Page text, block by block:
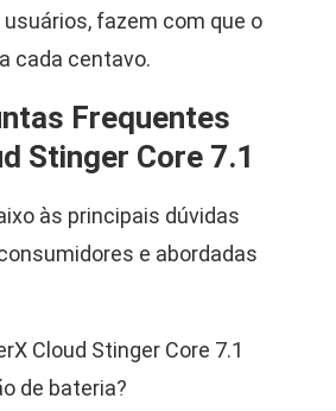
fazem com que o
cada centavo.
Frequentes
Stinger Core 7.1
às principais dúvidas
e abordadas
Cloud Stinger Core 7.1
de bateria?